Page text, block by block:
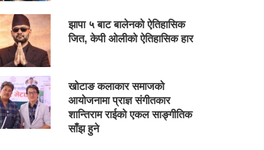
झापा ५ बाट बालेनको ऐतिहासिक
जित, केपी ओलीको ऐतिहासिक हार
खोटाङ कलाकार समाजको
आयोजनामा प्राज्ञ संगीतकार
शान्तिराम राईको एकल साङ्गीतिक
साँझ हुने